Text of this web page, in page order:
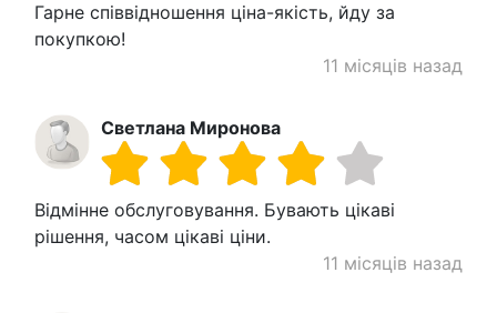
Гарне співвідношення ціна-якість, йду за
покупкою!
11 місяців назад
Светлана Миронова
Відмінне обслуговування. Бувають цікаві
рішення, часом цікаві ціни.
11 місяців назад